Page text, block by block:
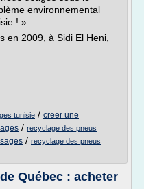
environnemental
! ».
en 2009, à Sidi El Heni,
tunisie / creer une
/ recyclage des pneus
/ recyclage des pneus
Québec : acheter